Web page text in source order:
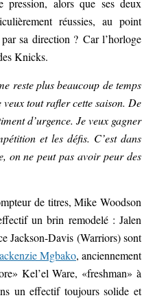
pression, alors que ses deux
réussies, au point
par sa direction ? Car l’horloge
Knicks.
reste plus beaucoup de temps
veux tout rafler cette saison. De
d’urgence. Je veux gagner
et les défis. C’est dans
on ne peut pas avoir peur des
de titres, Mike Woodson
un brin remodelé : Jalen
Jackson-Davis (Warriors) sont
Mgbako, anciennement
Kel’el Ware, «freshman» à
un effectif toujours solide et